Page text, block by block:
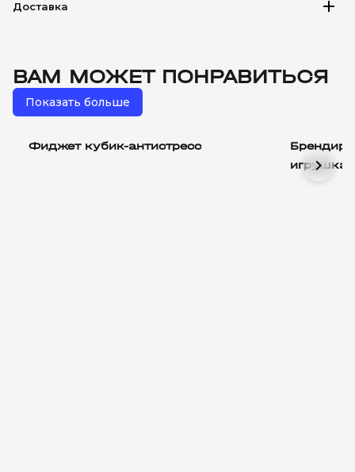
Доставка add
ВАМ МОЖЕТ ПОНРАВИТЬСЯ
Показать больше
Фиджет кубик-антистресс
chevron_right